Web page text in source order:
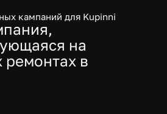
кампаний для Kupinni
на
в